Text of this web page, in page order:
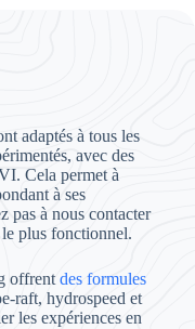
adaptés à tous les
avec des
Cela permet à
à ses
pas à nous contacter
plus fonctionnel.
offrentdes formules
raft, hydrospeed et
les expériences en